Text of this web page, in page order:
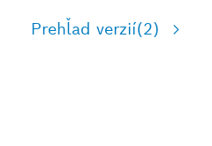
Prehľad verzií(2)